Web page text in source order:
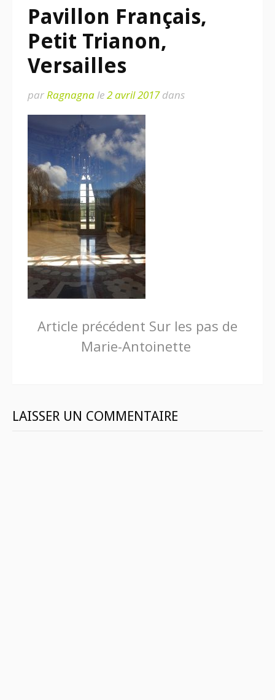
Pavillon Français,
Petit Trianon,
Versailles
parRagnagnale2 avril 2017dans
Lire
Article précédent Sur les pas de
Marie-Antoinette
LAISSER UN COMMENTAIRE